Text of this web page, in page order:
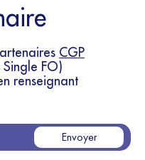
CGP
FO)
renseignant